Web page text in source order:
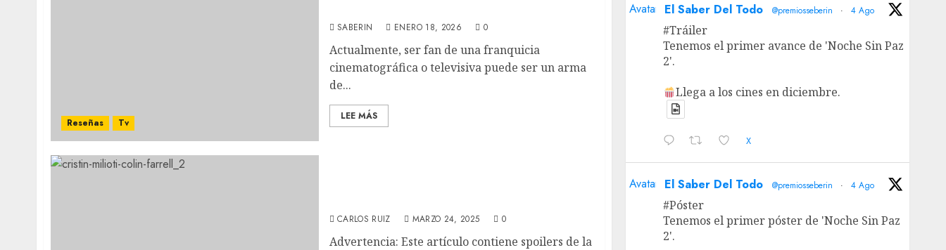
Reseñas Tv
SABERIN ENERO 18, 2026 0
Actualmente, ser fan de una franquicia
cinematográfica o televisiva puede ser un arma
de...
LEE MÁS
CARLOS RUIZ MARZO 24, 2025 0
Advertencia: Este artículo contiene spoilers de la
Avatar El Saber Del Todo @premiosseberin · 4 Ago
#Tráiler
Tenemos el primer avance de 'Noche Sin Paz
2'.
Llega a los cines en diciembre.
X
Avatar El Saber Del Todo @premiosseberin · 4 Ago
#Póster
Tenemos el primer póster de 'Noche Sin Paz
2'.